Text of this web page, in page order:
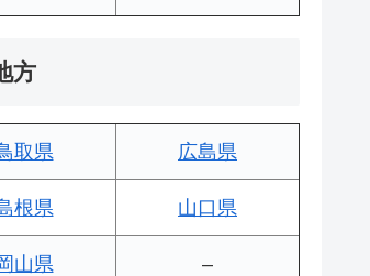
方
取県 広島県
根県 山口県
山県 –